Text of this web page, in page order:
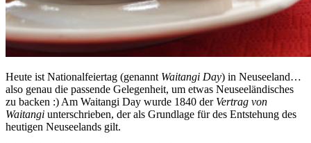
Heute ist Nationalfeiertag (genannt Waitangi Day) in Neuseeland…
also genau die passende Gelegenheit, um etwas Neuseeländisches
zu backen :) Am Waitangi Day wurde 1840 der Vertrag von
Waitangi unterschrieben, der als Grundlage für des Entstehung des
heutigen Neuseelands gilt.